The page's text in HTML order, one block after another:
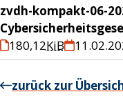
zvdh-kompakt-06-
180,12KiB
zurück zur